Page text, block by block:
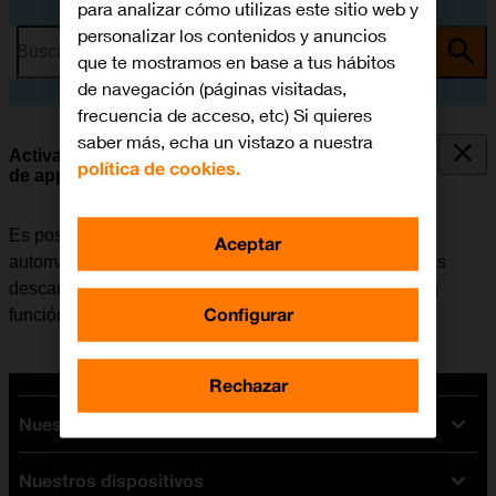
Busca por problema o tema
Activar o desactivar la sincronización automática
de apps y del contenido de las apps
Es posible configurar la tablet para que descargue
automáticamente apps y contendido de apps que hayas
descargado en otros dispositivos. Para poder utilizar la
función, es necesario
activar la Cuenta de Apple
Nuestras tarifas
Tarifas Orange
Nuestros dispositivos
para analizar cómo utilizas este sitio web y
personalizar los contenidos y anuncios
que te mostramos en base a tus hábitos
de navegación (páginas visitadas,
frecuencia de acceso, etc) Si quieres
saber más, echa un vistazo a nuestra
política de cookies.
Configurar
Rechazar
Aceptar